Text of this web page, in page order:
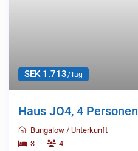
SEK 1.713/Tag
Haus JO4, 4 Personen
Bungalow /Unterkunft
3
4